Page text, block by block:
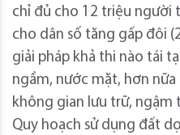
chỉ đủ cho 12 triệu người
cho dân số tăng gấp đôi
giải pháp khả thi nào tái
ngầm, nước mặt, hơn
không gian lưu trữ, ngậm
Quy hoạch sử dụng đất